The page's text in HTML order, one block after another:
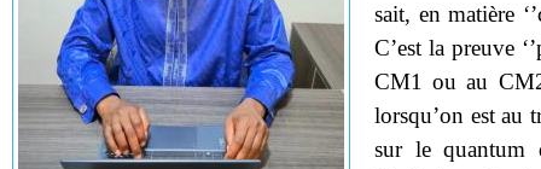
sait, en matière
C’est la preuve
CM1 ou au
lorsqu’on est au
sur le quantum